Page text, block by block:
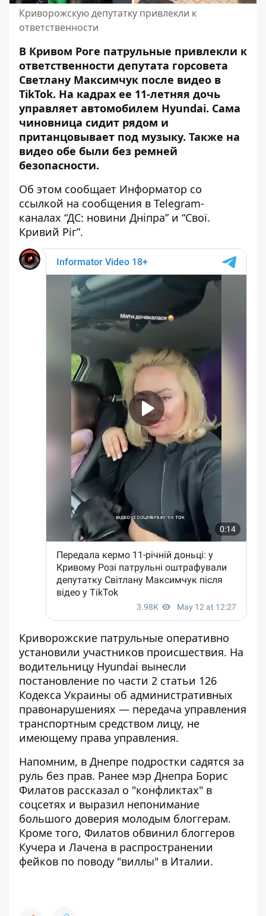
Криворожскую депутатку привлекли к
ответственности
В Кривом Роге патрульные привлекли к
ответственности депутата горсовета
Светлану Максимчук после видео в
TikTok. На кадрах ее 11-летняя дочь
управляет автомобилем Hyundai. Сама
чиновница сидит рядом и
пританцовывает под музыку. Также на
видео обе были без ремней
безопасности.
Об этом сообщает Информатор со
ссылкой на сообщения в Telegram-
каналах “ДС: новини Дніпра” и “Свої.
Кривий Ріг”.
Криворожские патрульные оперативно
установили участников происшествия. На
водительницу Hyundai вынесли
постановление по части 2 статьи 126
Кодекса Украины об административных
правонарушениях — передача управления
транспортным средством лицу, не
имеющему права управления.
Напомним, в Днепре подростки садятся за
руль без прав. Ранее мэр Днепра Борис
Филатов рассказал о "конфликтах" в
соцсетях и выразил непонимание
большого доверия молодым блоггерам.
Кроме того, Филатов обвинил блоггеров
Кучера и Лачена в распространении
фейков по поводу "виллы" в Италии.